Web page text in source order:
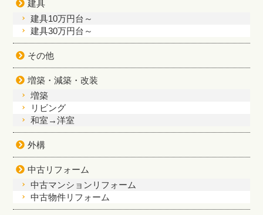
建具
建具10万円台～
建具30万円台～
その他
増築・減築・改装
増築
リビング
和室→洋室
外構
中古リフォーム
中古マンションリフォーム
中古物件リフォーム